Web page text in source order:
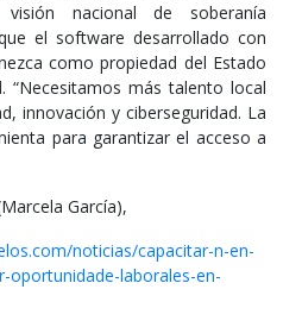
nacional de soberanía
el software desarrollado con
como propiedad del Estado
“Necesitamos más talento local
innovación y ciberseguridad. La
para garantizar el acceso a
García),
noticias/capacitar-n-en-
oportunidade-laborales-en-